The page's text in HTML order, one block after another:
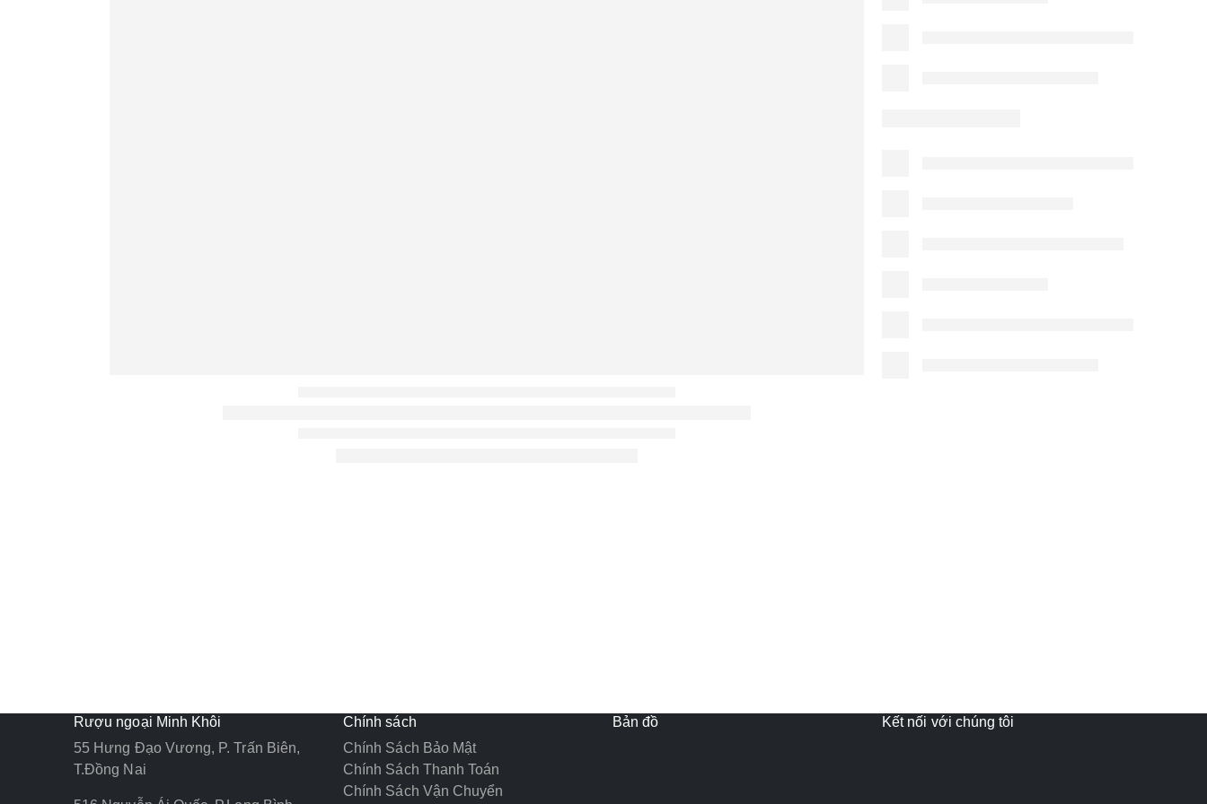
Rượu ngoại Minh Khôi
55 Hưng Đạo Vương, P. Trấn Biên,
T.Đồng Nai
Chính sách
Chính Sách Bảo Mật
Chính Sách Thanh Toán
Chính Sách Vận Chuyển
Bản đồ Kết nối với chúng tôi